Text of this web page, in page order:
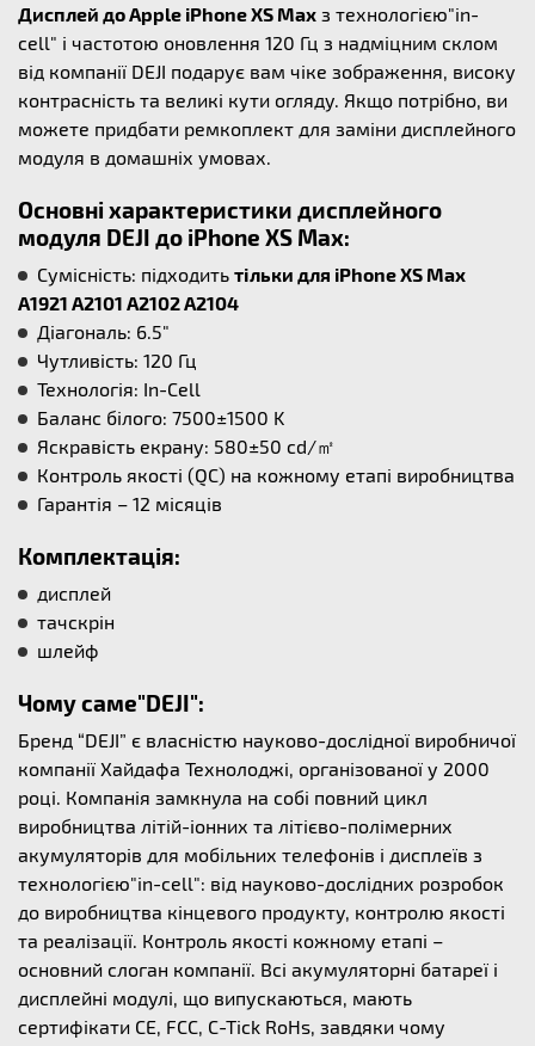
Дисплей до Apple iPhone XS Max з технологією"in-
cell" і частотою оновлення 120 Гц з надміцним склом
від компанії DEJI подарує вам чіке зображення, високу
контрасність та великі кути огляду. Якщо потрібно, ви
можете придбати ремкоплект для заміни дисплейного
модуля в домашніх умовах.
Основні характеристики дисплейного
модуля DEJI до iPhone XS Max:
Cумісність: підходить тільки для iPhone XS Max
A1921 A2101 A2102 A2104
Діагональ: 6.5"
Чутливість: 120 Гц
Технологія: In-Cell
Баланс білого: 7500±1500 K
Яскравість екрану: 580±50 cd/㎡
Контроль якості (QC) на кожному етапі виробництва
Гарантія – 12 місяців
Комплектація:
дисплей
тачскрін
шлейф
Чому саме"DEJI":
Бренд “DEJI” є власністю науково-дослідної виробничої
компанії Хайдафа Технолоджі, організованої у 2000
році. Компанія замкнула на собі повний цикл
виробництва літій-іонних та літієво-полімерних
акумуляторів для мобільних телефонів і дисплеїв з
технологією"in-cell": від науково-дослідних розробок
до виробництва кінцевого продукту, контролю якості
та реалізації. Контроль якості кожному етапі –
основний слоган компанії. Всі акумуляторні батареї і
дисплейні модулі, що випускаються, мають
сертифікати CE, FCC, C-Tick RoHs, завдяки чому